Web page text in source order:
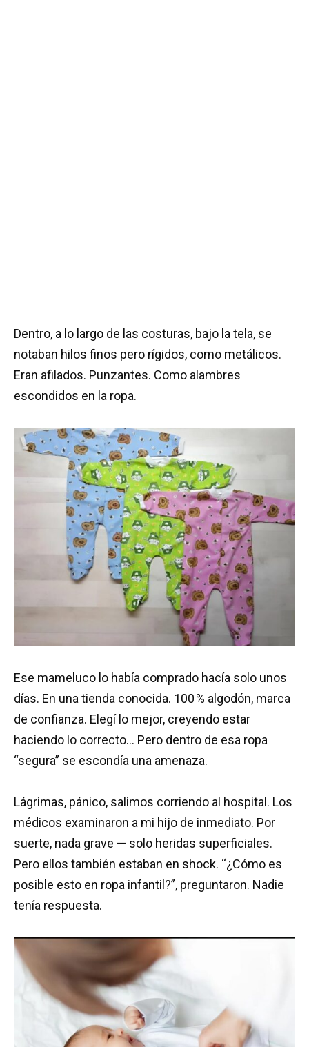
Dentro, a lo largo de las costuras, bajo la tela, se
notaban hilos finos pero rígidos, como metálicos.
Eran afilados. Punzantes. Como alambres
escondidos en la ropa.
Ese mameluco lo había comprado hacía solo unos
días. En una tienda conocida. 100 % algodón, marca
de confianza. Elegí lo mejor, creyendo estar
haciendo lo correcto… Pero dentro de esa ropa
“segura” se escondía una amenaza.
Lágrimas, pánico, salimos corriendo al hospital. Los
médicos examinaron a mi hijo de inmediato. Por
suerte, nada grave — solo heridas superficiales.
Pero ellos también estaban en shock. “¿Cómo es
posible esto en ropa infantil?”, preguntaron. Nadie
tenía respuesta.